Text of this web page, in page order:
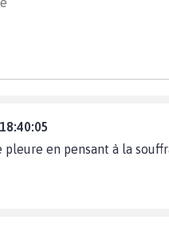
en pensant à la